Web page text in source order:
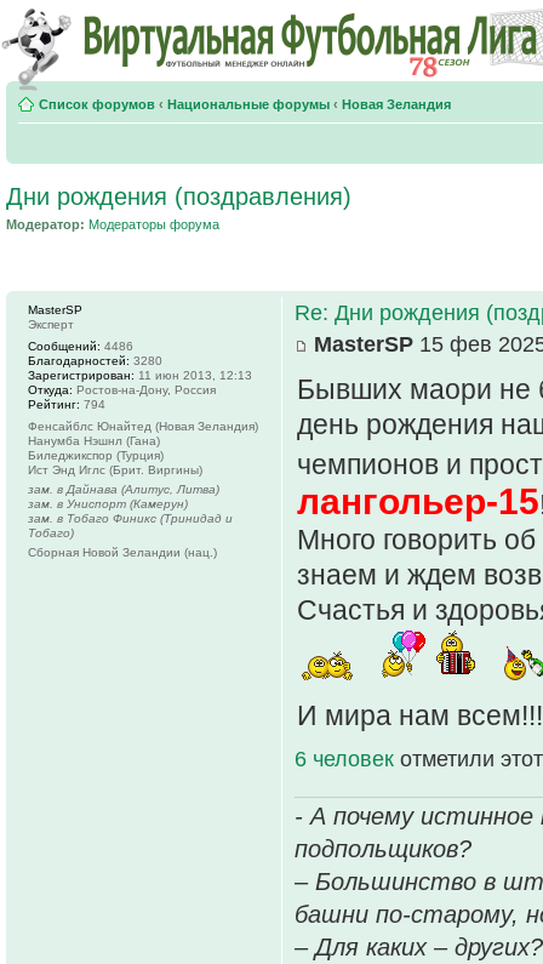
Список форумов ‹ Национальные форумы ‹ Новая Зеландия
Дни рождения (поздравления)
Модератор: Модераторы форума
Re: Дни рождения
MasterSP 15 фев
Бывших маори не
день рождения
чемпионов и
лангольер-15
Много говорить
знаем и ждем
Счастья и
И мира нам
6 человек отметили
- А почему
подпольщиков?
– Большинство в
башни по-старому,
– Для каких –
MasterSP
Эксперт
Сообщений: 4486
Благодарностей: 3280
Зарегистрирован: 11 июн 2013, 12:13
Откуда: Ростов-на-Дону, Россия
Рейтинг: 794
Фенсайблс Юнайтед (Новая Зеландия)
Нанумба Нэшнл (Гана)
Биледжикспор (Турция)
Ист Энд Иглс (Брит. Виргины)
зам. в Дайнава (Алитус, Литва)
зам. в Униспорт (Камерун)
зам. в Тобаго Финикс (Тринидад и
Тобаго)
Сборная Новой Зеландии (нац.)